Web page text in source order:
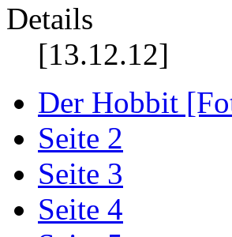
Details
[13.12.12]
Der Hobbit
Seite 2
Seite 3
Seite 4